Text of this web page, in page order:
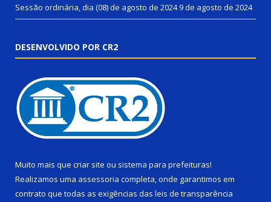
Sessão ordinária, dia (08) de agosto de 20249 de agosto de 2024
DESENVOLVIDO POR CR2
Muito mais que criar site ou sistema para prefeituras!
Realizamos uma assessoria completa, onde garantimos em
contrato que todas as exigências das leis de transparência